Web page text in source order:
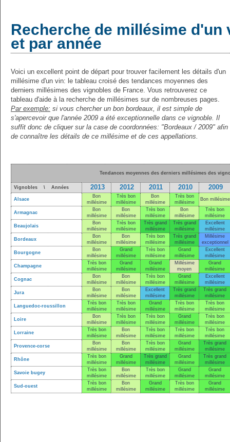
Recherche de millésime d'un
et par année
Voici un excellent point de départ pour trouver facilement les détails d'un
millésime d'un vin: le tableau croisé des tendances moyennes des
derniers millésimes des vignobles de France. Vous retrouverez ce
tableau d'aide à la recherche de millésimes sur de nombreuses pages.
Par exemple: si vous chercher un bon bordeaux, il est simple de
s'apercevoir que l'année 2009 a été exceptionnelle dans ce vignoble. Il
suffit donc de cliquer sur la case de coordonnées: "Bordeaux / 2009" afin
de connaître les détails de ce millésime et de ces appellations.
Tendances moyennes des derniers millésimes des
Vignobles \ Années 2013 2012 2011 2010 2009
Alsace
Bon
millésime
Très bon
millésime
Bon
millésime
Très bon
millésime
Bon millésime
Armagnac
Bon
millésime
Bon
millésime
Très bon
millésime
Bon
millésime
Très bon
millésime
Beaujolais
Bon
millésime
Très bon
millésime
Très grand
millésime
Très grand
millésime
Excellent
millésime
Bordeaux
Bon
millésime
Bon
millésime
Très bon
millésime
Très grand
millésime
Millésime
exceptionnel
Bourgogne
Bon
millésime
Grand
millésime
Très bon
millésime
Grand
millésime
Excellent
millésime
Champagne
Très bon
millésime
Grand
millésime
Grand
millésime
Millésime
moyen
Grand
millésime
Cognac
Bon
millésime
Bon
millésime
Très bon
millésime
Grand
millésime
Excellent
millésime
Jura
Bon
millésime
Bon
millésime
Excellent
millésime
Très grand
millésime
Très grand
millésime
Languedoc-roussillon
Très bon
millésime
Très bon
millésime
Grand
millésime
Très bon
millésime
Très bon
millésime
Loire
Bon
millésime
Très bon
millésime
Très bon
millésime
Grand
millésime
Très bon
millésime
Lorraine
Très bon
millésime
Bon
millésime
Très bon
millésime
Très bon
millésime
Très bon
millésime
Provence-corse
Bon
millésime
Bon
millésime
Très bon
millésime
Grand
millésime
Très grand
millésime
Rhône
Très bon
millésime
Grand
millésime
Très grand
millésime
Grand
millésime
Très grand
millésime
Savoie bugey
Très bon
millésime
Bon
millésime
Très bon
millésime
Grand
millésime
Grand
millésime
Sud-ouest
Très bon
millésime
Bon
millésime
Grand
millésime
Très bon
millésime
Grand
millésime